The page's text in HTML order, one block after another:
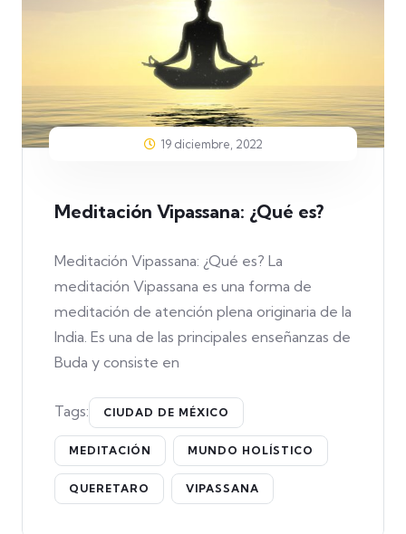
19 diciembre, 2022
Meditación Vipassana: ¿Qué es?
Meditación Vipassana: ¿Qué es? La
meditación Vipassana es una forma de
meditación de atención plena originaria de la
India. Es una de las principales enseñanzas de
Buda y consiste en
Tags: CIUDAD DE MÉXICO
MEDITACIÓN MUNDO HOLÍSTICO
QUERETARO VIPASSANA